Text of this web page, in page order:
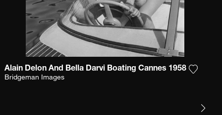
Sie das Foto meiner Wunschliste hinzu
Alain Delon And Bella Darvi Boating Cannes 1958
Bridgeman Images